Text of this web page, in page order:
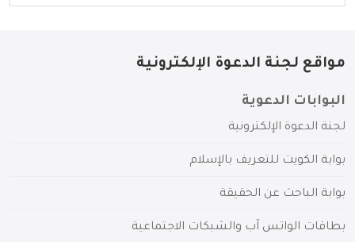
مواقع لجنة الدعوة الإلكترونية
البوابات الدعوية
لجنة الدعوة الإلكترونية
بوابة الكويت للتعريف بالإسلام
بوابة الباحث عن الحقيقة
بطاقات الواتس آب والشبكات الاجتماعية